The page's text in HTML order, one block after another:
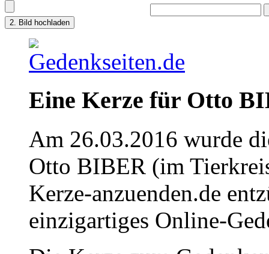
Eine Kerze für Otto
Am 26.03.2016 wurde
Otto BIBER (im
Kerze-anzuenden.de
einzigartiges Online-